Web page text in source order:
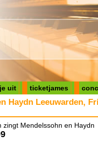
uit ticketjames
Haydn Leeuwarden,
zingt Mendelssohn en Haydn